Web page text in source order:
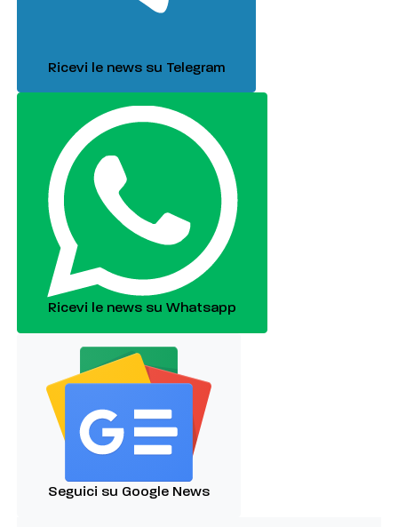
Ricevi le news su Telegram
Ricevi le news su Whatsapp
Seguici su Google News